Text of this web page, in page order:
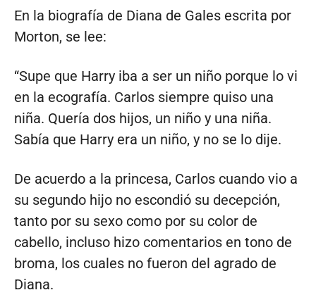
En la biografía de Diana de Gales escrita por
Morton, se lee:
“Supe que Harry iba a ser un niño porque lo vi
en la ecografía. Carlos siempre quiso una
niña. Quería dos hijos, un niño y una niña.
Sabía que Harry era un niño, y no se lo dije.
De acuerdo a la princesa, Carlos cuando vio a
su segundo hijo no escondió su decepción,
tanto por su sexo como por su color de
cabello, incluso hizo comentarios en tono de
broma, los cuales no fueron del agrado de
Diana.